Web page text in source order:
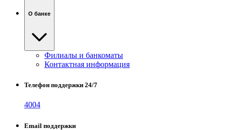
О банке
Филиалы и банкоматы
Контактная информация
Телефон поддержки 24/7
4004
Email поддержки